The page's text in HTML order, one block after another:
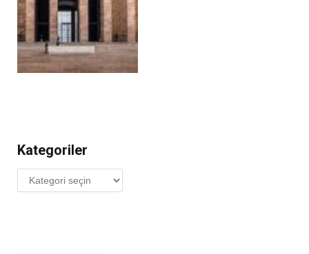
Kategoriler
Kategoriler